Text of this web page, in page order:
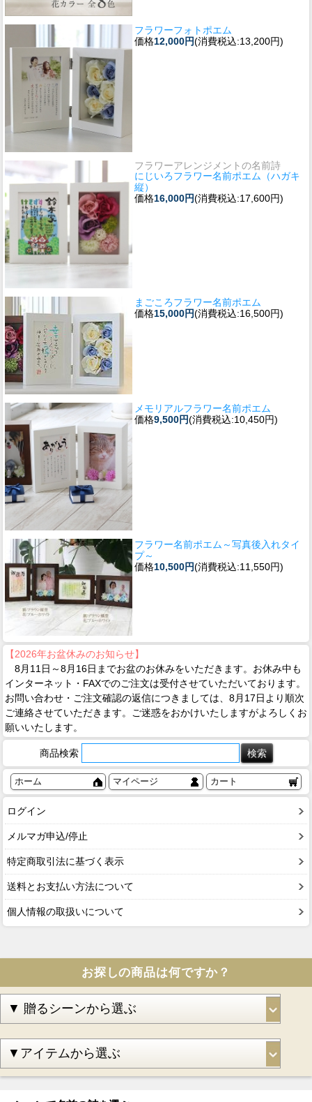
フラワーフォトポエム
価格12,000円(消費税込:13,200円)
フラワーアレンジメントの名前詩
にじいろフラワー名前ポエム（ハガキ
縦）
価格16,000円(消費税込:17,600円)
まごころフラワー名前ポエム
価格15,000円(消費税込:16,500円)
メモリアルフラワー名前ポエム
価格9,500円(消費税込:10,450円)
フラワー名前ポエム～写真後入れタイ
プ～
価格10,500円(消費税込:11,550円)
【2026年お盆休みのお知らせ】
8月11日～8月16日までお盆のお休みをいただきます。お休み中も
インターネット・FAXでのご注文は受付させていただいております。
お問い合わせ・ご注文確認の返信につきましては、8月17日より順次
ご連絡させていただきます。ご迷惑をおかけいたしますがよろしくお
願いいたします。
商品検索
ホーム マイページ カート
ログイン
メルマガ申込/停止
特定商取引法に基づく表示
送料とお支払い方法について
個人情報の取扱いについて
お探しの商品は何ですか？